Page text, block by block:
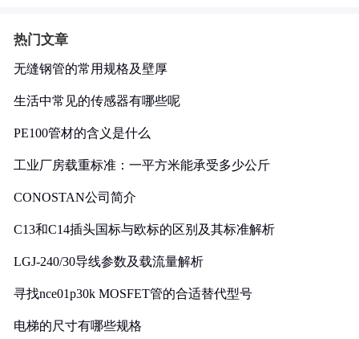
热门文章
无缝钢管的常用规格及壁厚
生活中常见的传感器有哪些呢
PE100管材的含义是什么
工业厂房载重标准：一平方米能承受多少公斤
CONOSTAN公司简介
C13和C14插头国标与欧标的区别及其标准解析
LGJ-240/30导线参数及载流量解析
寻找nce01p30k MOSFET管的合适替代型号
电梯的尺寸有哪些规格